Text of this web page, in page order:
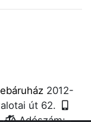
2012-
út 62.